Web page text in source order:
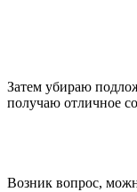
Затем убираю
получаю отличное
Возник вопрос,